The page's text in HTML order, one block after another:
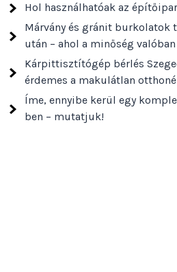
Hol használhatóak az
Márvány és gránit burkolatok
után – ahol a minőség
Kárpittisztítógép bérlés
érdemes a makulátlan
Íme, ennyibe kerül egy
ben – mutatjuk!